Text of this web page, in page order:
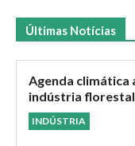
Últimas Notícias
Agenda climática
indústria florestal
INDÚSTRIA